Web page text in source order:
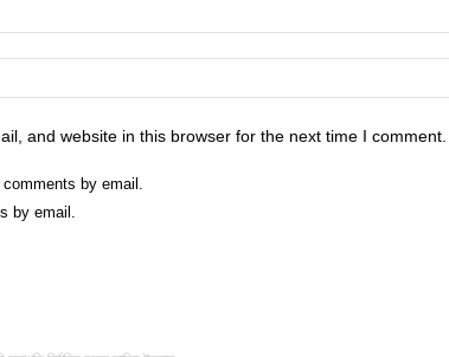
and website in this browser for the next time I comment.
by email.
by email.